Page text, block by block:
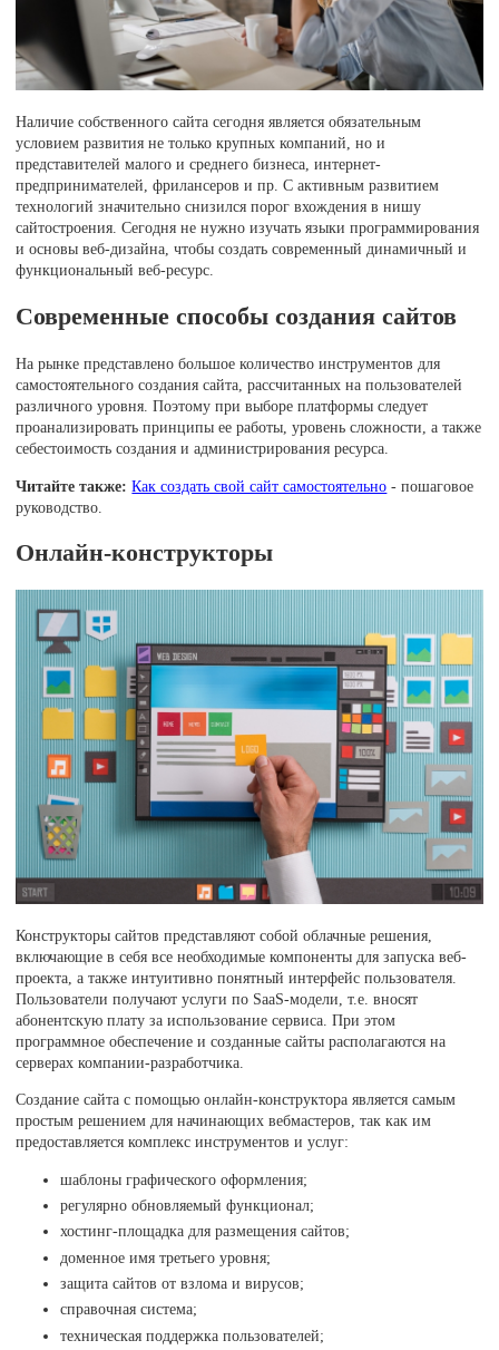
Наличие собственного сайта сегодня является обязательным
условием развития не только крупных компаний, но и
представителей малого и среднего бизнеса, интернет-
предпринимателей, фрилансеров и пр. С активным развитием
технологий значительно снизился порог вхождения в нишу
сайтостроения. Сегодня не нужно изучать языки программирования
и основы веб-дизайна, чтобы создать современный динамичный и
функциональный веб-ресурс.
Современные способы создания сайтов
На рынке представлено большое количество инструментов для
самостоятельного создания сайта, рассчитанных на пользователей
различного уровня. Поэтому при выборе платформы следует
проанализировать принципы ее работы, уровень сложности, а также
себестоимость создания и администрирования ресурса.
Читайте также: Как создать свой сайт самостоятельно - пошаговое
руководство.
Онлайн-конструкторы
Конструкторы сайтов представляют собой облачные решения,
включающие в себя все необходимые компоненты для запуска веб-
проекта, а также интуитивно понятный интерфейс пользователя.
Пользователи получают услуги по SaaS-модели, т.е. вносят
абонентскую плату за использование сервиса. При этом
программное обеспечение и созданные сайты располагаются на
серверах компании-разработчика.
Создание сайта с помощью онлайн-конструктора является самым
простым решением для начинающих вебмастеров, так как им
предоставляется комплекс инструментов и услуг:
шаблоны графического оформления;
регулярно обновляемый функционал;
хостинг-площадка для размещения сайтов;
доменное имя третьего уровня;
защита сайтов от взлома и вирусов;
справочная система;
техническая поддержка пользователей;